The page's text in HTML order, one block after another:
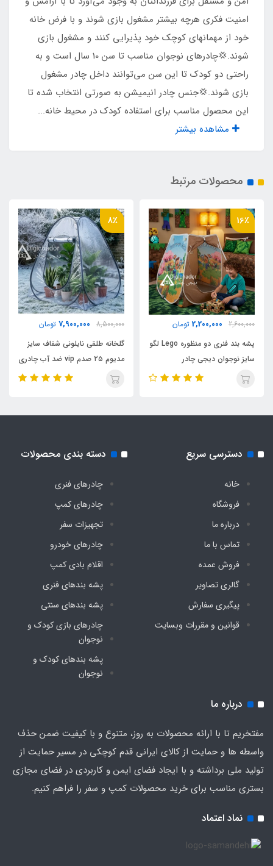
شماره 5
درب و پنجره
دارد
نوع اسکلت
نوع باز و بست
مشابه چادرهای مسافرتی فنری و جمع شده در حالت
گرد
اقلام همراه
کیف حمل از جنس خود چادر
مناسب سنین
امنیت فکری هرچه بیشتر مشغول بازی شوند و با فرض خانه
خود از مهمانهای کوچک خود پذیرایی کنند و مشغول بازی
شوند.💢چادرهای نوجوان مناسب تا سن 10 سال است و به
راحتی دو کودک تا این سن می‌توانند داخل چادر مشغول
بازی شوند.💢جنس چادر انیمیشن به صورتی انتخاب شده تا
این محصول مناسب برای استفاده کودک در محیط خانه...
مشاهده بیشتر
محصولات مرتبط
16٪
2,600,000
2,200,000 تومان
پشه بند فنری دو منظوره Lego لگو
سایز نوجوان دیجی چادر
8٪
8,500,000
7,900,000 تومان
گلخانه طلقی نایلونی شفاف سایز
مدیوم ۲۵ صدم vip ضد آب چادری
فنری بدون کف دیجی چادر
نماد اعتماد
دسترسی سریع
خانه
فروشگاه
درباره ما
تماس با ما
فروش عمده
گالری تصاویر
پیگیری سفارش
قوانین و مقررات وبسایت
دسته بندی محصولات
چادرهای فنری
چادرهای کمپ
تجهیزات سفر
چادرهای خودرو
اقلام بادی کمپ
پشه‌ بندهای فنری
پشه‌ بندهای سنتی
چادرهای بازی کودک و
نوجوان
پشه‌ بندهای کودک و
نوجوان
درباره ما
مفتخریم تا با ارائه محصولات به روز، متنوع و با کیفیت ضمن حذف
واسطه ها و حمایت از کالای ایرانی قدم کوچکی در مسیر حمایت از
تولید ملی برداشته و با ایجاد فضای ایمن و کاربردی در فضای مجازی
بستری مناسب برای خرید محصولات کمپ و سفر را فراهم کنیم.